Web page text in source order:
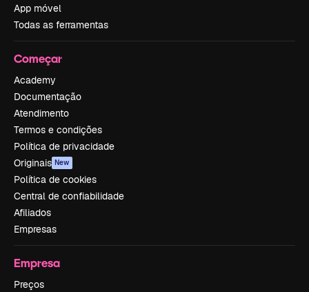
App móvel
Todas as ferramentas
Começar
Academy
Documentação
Atendimento
Termos e condições
Política de privacidade
Originais New
Política de cookies
Central de confiabilidade
Afiliados
Empresas
Empresa
Preços